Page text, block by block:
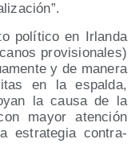
polí­ti­co en Irlan­da
pro­vi­sio­na­les)
y de mane­ra
en la espal­da,
la cau­sa de la
mayor aten­ción
estra­te­gia con­tra-